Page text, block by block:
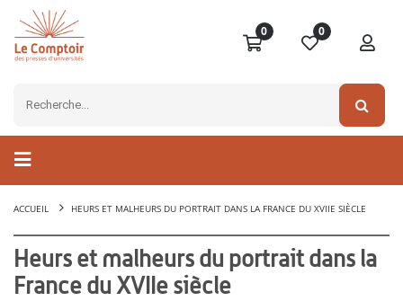
0 0
ACCUEIL HEURS ET MALHEURS DU PORTRAIT DANS LA FRANCE DU XVIIE SIÈCLE
Heurs et malheurs du portrait dans la
France du XVIIe siècle